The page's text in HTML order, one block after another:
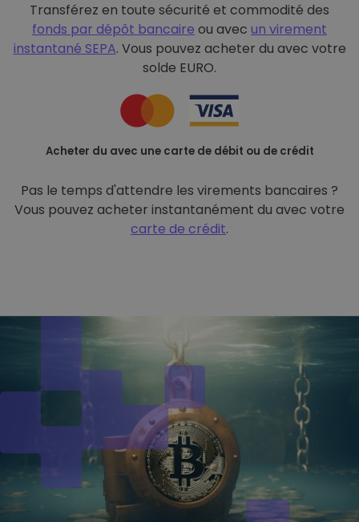
Transférez en toute sécurité et commodité des
fonds par dépôt bancaire ou avec un virement
instantané SEPA. Vous pouvez acheter du avec votre
solde EURO.
Acheter du avec une carte de débit ou de crédit
Pas le temps d'attendre les virements bancaires ?
Vous pouvez acheter instantanément du avec votre
carte de crédit.